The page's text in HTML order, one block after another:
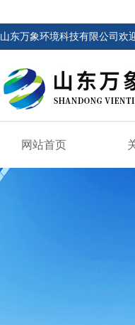
山东万象环境科技有限公司欢
网站首页